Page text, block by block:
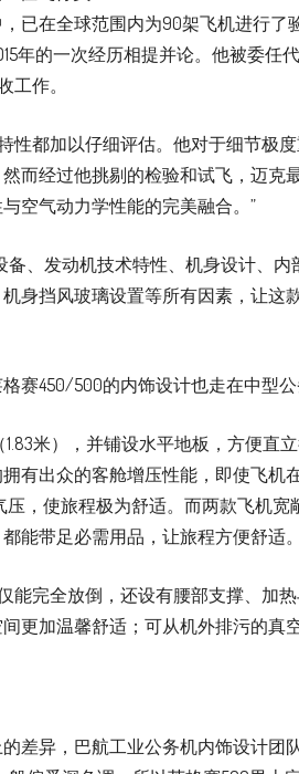
已在全球范围内为90架飞机进行了
年的一次经历相提并论。他被委任
工作。
性都加以仔细评估。他对于细节极
而经过他挑剔的检验和试飞，迈克
空气动力学性能的完美融合。”
备、发动机技术特性、机身设计、
身挡风玻璃设置等所有因素，让这
赛450/500的内饰设计也走在中型公
米），并铺设水平地板，方便直
有出众的客舱增压性能，即使飞机
，使旅程极为舒适。而两款飞机宽
能带足必需用品，让旅程方便舒适。
能完全放倒，还设有腰部支撑、加
更加温馨舒适；可从机外排污的真
差异，巴航工业公务机内饰设计团